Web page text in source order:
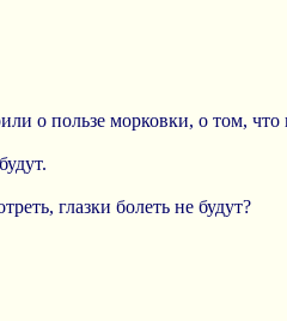
о пользе морковки, о том, что
глазки болеть не будут?